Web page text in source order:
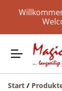
Start /